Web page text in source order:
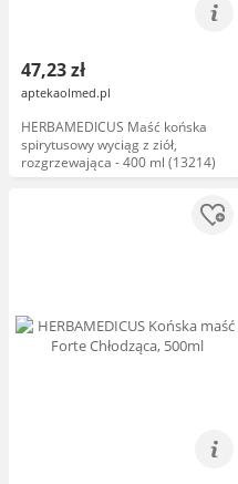
47,23 zł
aptekaolmed.pl
HERBAMEDICUS Maść końska
spirytusowy wyciąg z ziół,
rozgrzewająca - 400 ml (13214)